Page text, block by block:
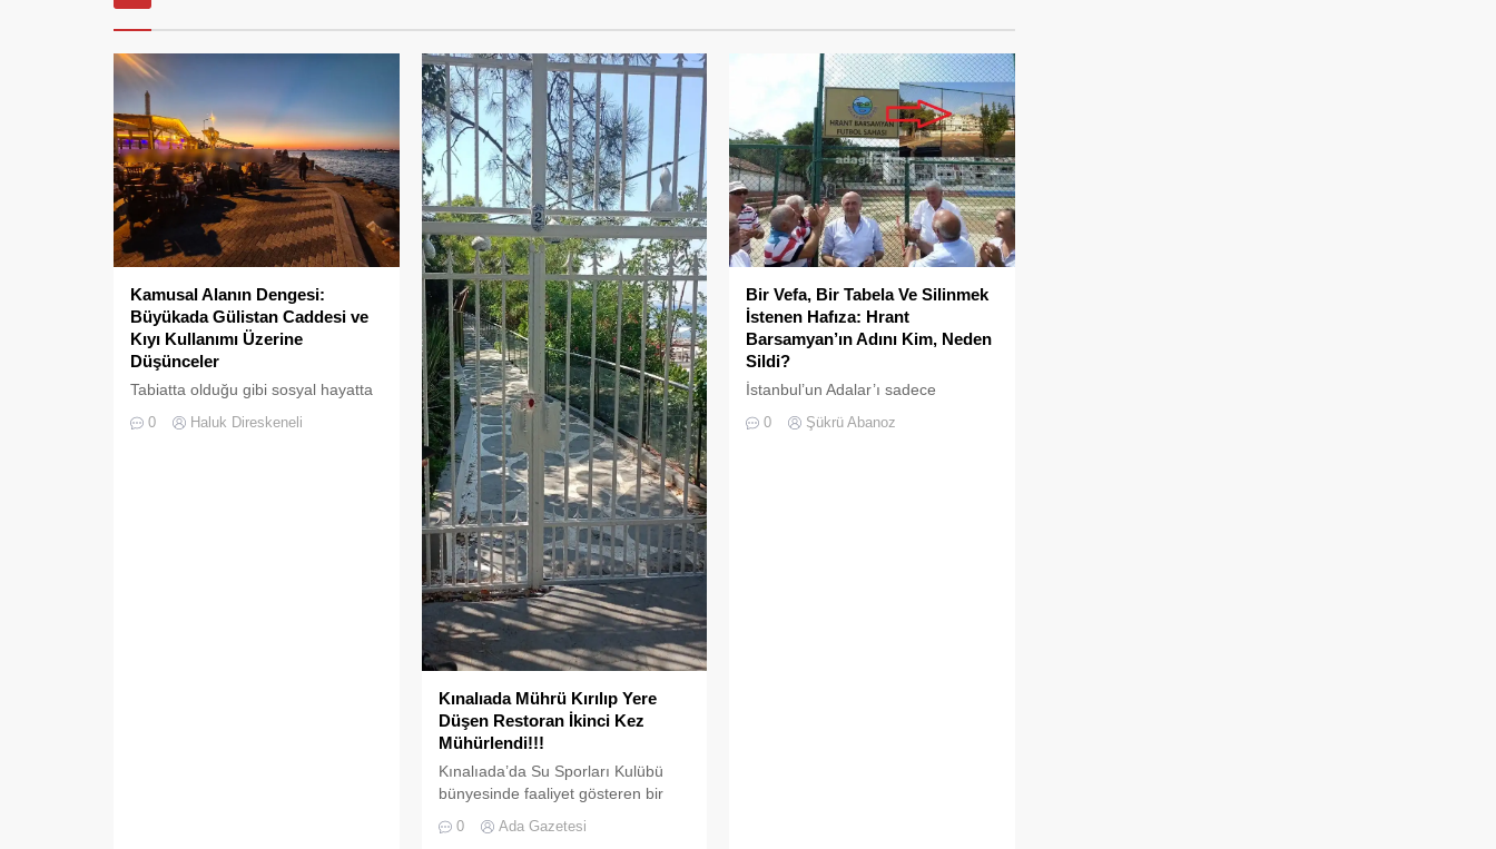
Kamusal Alanın Dengesi:
Büyükada Gülistan Caddesi ve
Kıyı Kullanımı Üzerine
Düşünceler
Tabiatta olduğu gibi sosyal hayatta
da boşluklar uzun süre karşılıksız
kalmaz; boşaltılan her alan, kısa
0 Haluk Direskeneli
Kınalıada Mührü Kırılıp Yere
Düşen Restoran İkinci Kez
Mühürlendi!!!
Kınalıada’da Su Sporları Kulübü
bünyesinde faaliyet gösteren bir
restoran, ruhsat usulsüzlüğü ve
adres uyuşmazlığı gerekçesiyle
0 Ada Gazetesi
Bir Vefa, Bir Tabela Ve Silinmek
İstenen Hafıza: Hrant
Barsamyan’ın Adını Kim, Neden
Sildi?
İstanbul’un Adalar’ı sadece
vapurların yanaştığı, yazlıkçıların
nefes aldığı toprak parçaları
0 Şükrü Abanoz